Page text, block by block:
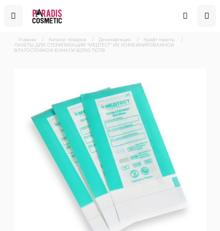
Главная / Каталог товаров / Дезинфекция / Крафт пакеты
/
ПАКЕТЫ ДЛЯ СТЕРИЛИЗАЦИИ "МЕДТЕСТ" ИЗ КОМБИНИРОВАННОЙ
ВЛАГОСТОЙКОЙ БУМАГИ 60/100 ПСПВ